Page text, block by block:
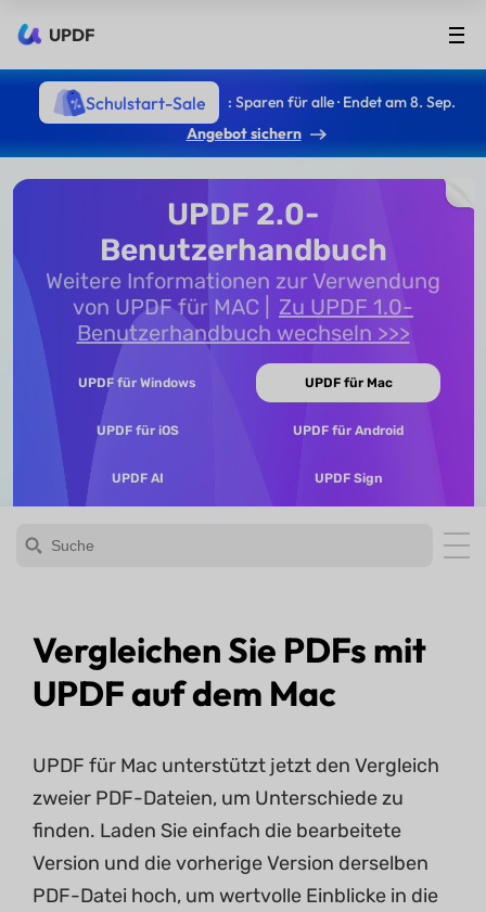
UPDF
Schulstart-Sale
: Sparen für alle · Endet am 8. Sep.
Angebot sichern
UPDF 2.0-
Benutzerhandbuch
Weitere Informationen zur Verwendung
von UPDF für MAC
Zu UPDF 1.0-
Benutzerhandbuch wechseln >>>
UPDF für Windows UPDF für Mac
UPDF für iOS UPDF für Android
UPDF AI UPDF Sign
Vergleichen Sie PDFs mit
UPDF auf dem Mac
UPDF für Mac unterstützt jetzt den Vergleich
zweier PDF-Dateien, um Unterschiede zu
finden. Laden Sie einfach die bearbeitete
Version und die vorherige Version derselben
PDF-Datei hoch, um wertvolle Einblicke in die